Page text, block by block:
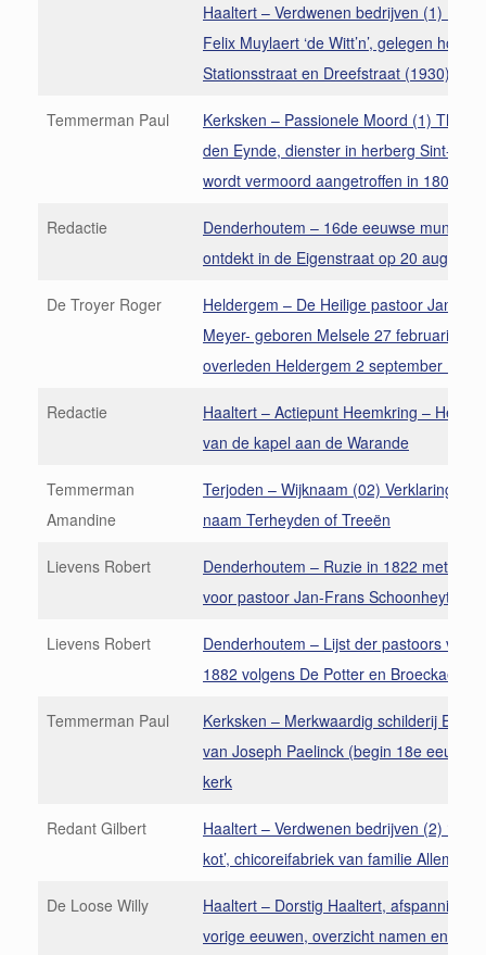
Haaltert – Verdwenen bedrijven (1)
Felix Muylaert ‘de Witt’n’, gelegen hoek
Stationsstraat en Dreefstraat (1930).
Temmerman Paul
Kerksken – Passionele Moord (1)
den Eynde, dienster in herberg Sint-
wordt vermoord aangetroffen in 1809
Redactie
Denderhoutem – 16de eeuwse
ontdekt in de Eigenstraat op 20
De Troyer Roger
Heldergem – De Heilige pastoor Jan
Meyer- geboren Melsele 27 februari
overleden Heldergem 2 september 1874
Redactie
Haaltert – Actiepunt Heemkring –
van de kapel aan de Warande
Temmerman
Amandine
Terjoden – Wijknaam (02) Verklaring
naam Terheyden of Treeën
Lievens Robert
Denderhoutem – Ruzie in 1822 met
voor pastoor Jan-Frans Schoonheyt (1)
Lievens Robert
Denderhoutem – Lijst der pastoors van
1882 volgens De Potter en Broeckaert
Temmerman Paul
Kerksken – Merkwaardig schilderij Ecce
van Joseph Paelinck (begin 18e eeuw)
kerk
Redant Gilbert
Haaltert – Verdwenen bedrijven (2) ‘Het
kot’, chicoreifabriek van familie Allemant
De Loose Willy
Haaltert – Dorstig Haaltert,
vorige eeuwen, overzicht namen en